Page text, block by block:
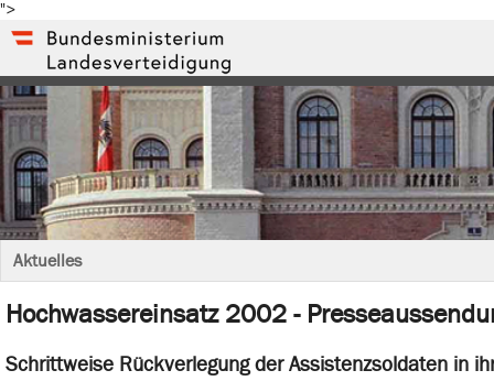
">
Aktuelles
Hochwassereinsatz 2002 -
Schrittweise Rückverlegung der Assistenzsoldaten in